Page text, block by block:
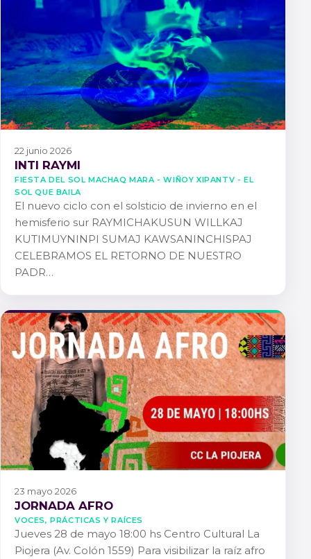
22 junio 2026
INTI RAYMI
FIESTA DEL SOL MACHAQ MARA - WIÑOY XIPANTV - EL
SOL QUE BAILA
El nuevo ciclo con el solsticio de invierno en el
hemisferio sur RAYMICHAKUSUN WILLKAJ
KUTIMUYNINPI SUMAJ KAWSANINCHISPAJ
CELEBRAMOS EL RETORNO DE NUESTRO
PADR…
23 mayo 2026
JORNADA AFRO
Voces, Prácticas y Raíces
Jueves 28 de mayo 18:00 hs Centro Cultural La
Piojera (Av. Colón 1559) Para visibilizar la raíz afro